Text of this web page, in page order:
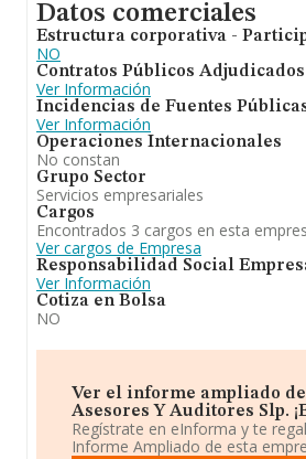
Datos comerciales
Estructura corporativa -
NO
Contratos Públicos Adjudicados
Ver Información
Incidencias de Fuentes
Ver Información
Operaciones Internacionales
No constan
Grupo Sector
Servicios empresariales
Cargos
Encontrados 3 cargos en esta
Ver cargos de Empresa
Responsabilidad Social
Ver Información
Cotiza en Bolsa
NO
Ver el informe ampliado
Asesores Y Auditores Slp.
Regístrate en eInforma y te
Informe Ampliado de esta